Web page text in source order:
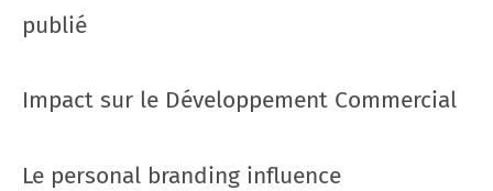
publié
Impact sur le Développement Commercial
Le personal branding influence